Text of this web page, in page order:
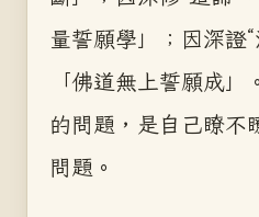
量誓願學」；因深證
「佛道無上誓願成
的問題，是自己瞭不
問題。